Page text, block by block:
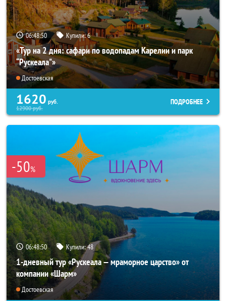
06:48:49 Купили:6
«Тур на 2 дня: сафари по водопадам Карелии и парк
“Рускеала"»
Достоевская
1620 руб.
12900руб.
ПОДРОБНЕЕ
-50%
06:48:49 Купили:48
1-дневный тур «Рускеала — мраморное царство» от
компании «Шарм»
Достоевская